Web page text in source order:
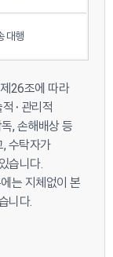
대행
26조에 따라
적⬝관리적
, 손해배상 등
수탁자가
습니다.
는 지체없이 본
니다.